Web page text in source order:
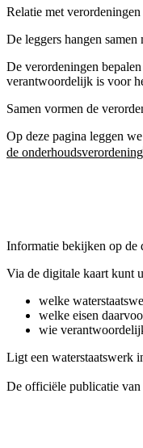
Relatie met verordeningen
De leggers hangen
De verordeningen
verantwoordelijk is voor
Samen vormen de
Op deze pagina leggen
de onderhoudsverordening
Informatie bekijken op de
Via de digitale kaart kunt
welke
welke eisen
wie
Ligt een waterstaatswerk
De officiële publicatie